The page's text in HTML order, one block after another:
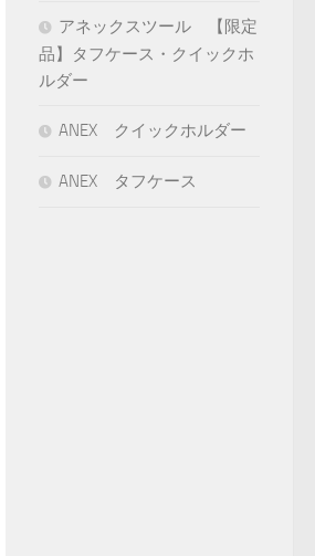
アネックスツール 【限定
品】タフケース・クイックホ
ルダー
ANEX クイックホルダー
ANEX タフケース